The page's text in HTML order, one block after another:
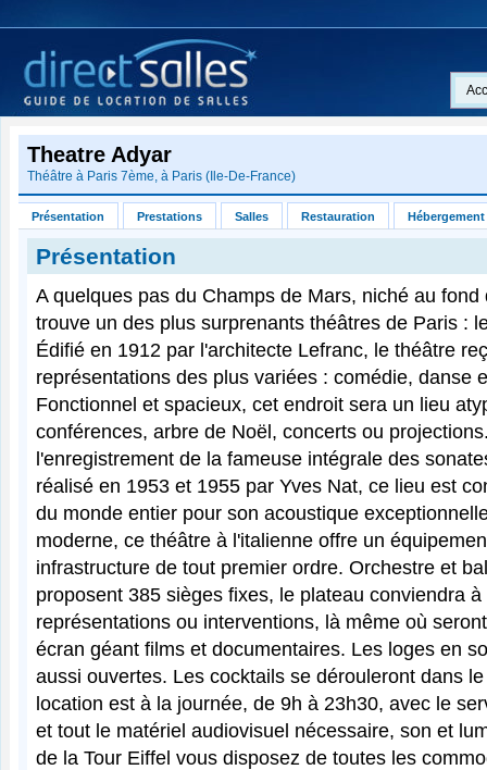
Theatre Adyar
Théâtre à Paris 7ème, à Paris ( Ile-De-France)
Présentation Prestations Salles Restauration Hébergement
Présentation
A quelques pas du Champs de Mars, niché au
trouve un des plus surprenants théâtres de Paris :
Édifié en 1912 par l'architecte Lefranc, le théâtre
représentations des plus variées : comédie, danse
Fonctionnel et spacieux, cet endroit sera un lieu
conférences, arbre de Noël, concerts ou
l'enregistrement de la fameuse intégrale des
réalisé en 1953 et 1955 par Yves Nat, ce lieu est
du monde entier pour son acoustique
moderne, ce théâtre à l'italienne offre un
infrastructure de tout premier ordre. Orchestre et
proposent 385 sièges fixes, le plateau conviendra à
représentations ou interventions, là même où
écran géant films et documentaires. Les loges en
aussi ouvertes. Les cocktails se dérouleront dans
location est à la journée, de 9h à 23h30, avec le
et tout le matériel audiovisuel nécessaire, son et
de la Tour Eiffel vous disposez de toutes les